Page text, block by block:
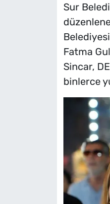
Sur
Fatma
Sincar,
binlerce